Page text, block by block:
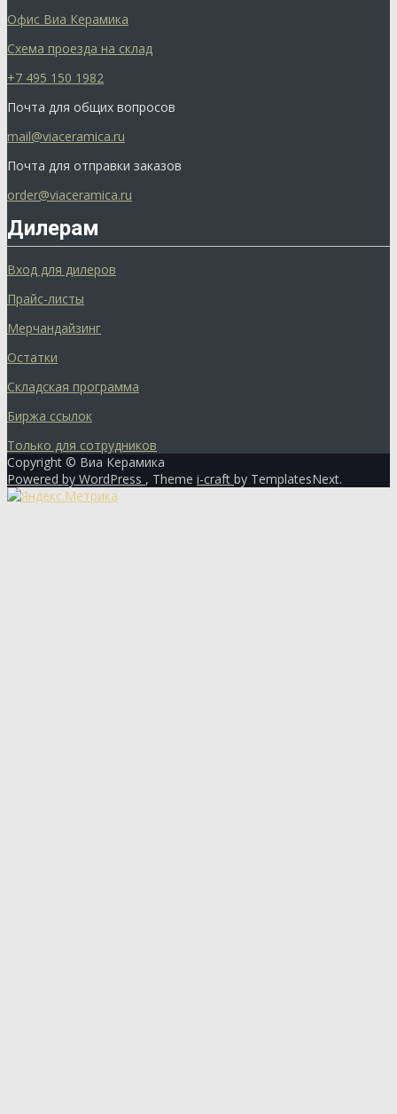
Офис Виа Керамика
Схема проезда на склад
+7 495 150 1982
Почта для общих вопросов
mail@viaceramica.ru
Почта для отправки заказов
order@viaceramica.ru
Дилерам
Вход для дилеров
Прайс-листы
Мерчандайзинг
Остатки
Складская программа
Биржа ссылок
Только для сотрудников
Copyright © Виа Керамика
Powered by WordPress , Theme i-craft by TemplatesNext.